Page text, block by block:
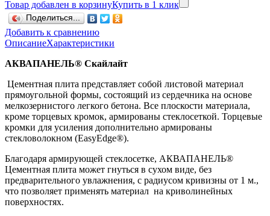
Товар добавлен в корзинуКупить в 1 клик
Поделиться...
Добавить к сравнению
ОписаниеХарактеристики
АКВАПАНЕЛЬ® Скайлайт
Цементная плита представляет собой листовой материал
прямоугольной формы, состоящий из сердечника на основе
мелкозернистого легкого бетона. Все плоскости материала,
кроме торцевых кромок, армированы стеклосеткой. Торцевые
кромки для усиления дополнительно армированы
стекловолокном (EasyEdge®).
Благодаря армирующей стеклосетке, АКВАПАНЕЛЬ®
Цементная плита может гнуться в сухом виде, без
предварительного увлажнения, с радиусом кривизны от 1 м.,
что позволяет применять материал на криволинейных
поверхностях.